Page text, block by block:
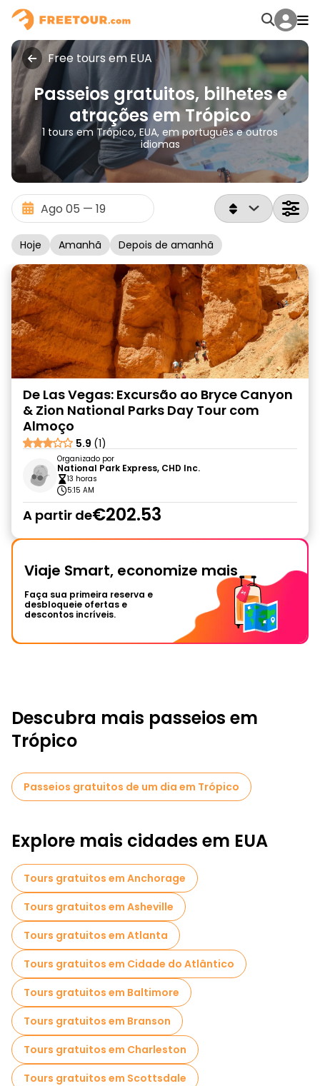
Free tours em EUA
Passeios gratuitos, bilhetes e
atrações em Trópico
1 tours em Trópico, EUA, em português e outros
idiomas
Hoje Amanhã Depois de amanhã
De Las Vegas: Excursão ao Bryce Canyon
& Zion National Parks Day Tour com
Almoço
5.9 (1)
Organizado por
National Park Express, CHD Inc.
13 horas
5:15 AM
A partir de€202.53
Viaje Smart, economize mais
Faça sua primeira reserva e
desbloqueie ofertas e
descontos incríveis.
Descubra mais passeios em
Trópico
Passeios gratuitos de um dia em Trópico
Explore mais cidades em EUA
Tours gratuitos em Anchorage
Tours gratuitos em Asheville
Tours gratuitos em Atlanta
Tours gratuitos em Cidade do Atlântico
Tours gratuitos em Baltimore
Tours gratuitos em Branson
Tours gratuitos em Charleston
Tours gratuitos em Scottsdale